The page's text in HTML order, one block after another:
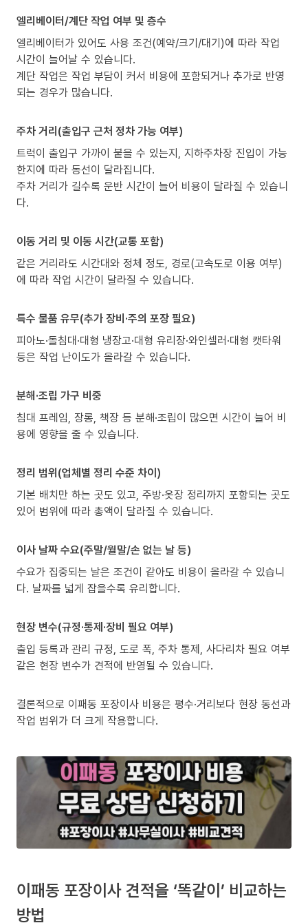
엘리베이터/계단 작업 여부 및 층수
엘리베이터가 있어도 사용 조건(예약/크기/대기)에 따라 작업
시간이 늘어날 수 있습니다.
계단 작업은 작업 부담이 커서 비용에 포함되거나 추가로 반영
되는 경우가 많습니다.
주차 거리(출입구 근처 정차 가능 여부)
트럭이 출입구 가까이 붙을 수 있는지, 지하주차장 진입이 가능
한지에 따라 동선이 달라집니다.
주차 거리가 길수록 운반 시간이 늘어 비용이 달라질 수 있습니
다.
이동 거리 및 이동 시간(교통 포함)
같은 거리라도 시간대와 정체 정도, 경로(고속도로 이용 여부)
에 따라 작업 시간이 달라질 수 있습니다.
특수 물품 유무(추가 장비·주의 포장 필요)
피아노·돌침대·대형 냉장고·대형 유리장·와인셀러·대형 캣타워
등은 작업 난이도가 올라갈 수 있습니다.
분해·조립 가구 비중
침대 프레임, 장롱, 책장 등 분해·조립이 많으면 시간이 늘어 비
용에 영향을 줄 수 있습니다.
정리 범위(업체별 정리 수준 차이)
기본 배치만 하는 곳도 있고, 주방·옷장 정리까지 포함되는 곳도
있어 범위에 따라 총액이 달라질 수 있습니다.
이사 날짜 수요(주말/월말/손 없는 날 등)
수요가 집중되는 날은 조건이 같아도 비용이 올라갈 수 있습니
다. 날짜를 넓게 잡을수록 유리합니다.
현장 변수(규정·통제·장비 필요 여부)
출입 등록과 관리 규정, 도로 폭, 주차 통제, 사다리차 필요 여부
같은 현장 변수가 견적에 반영될 수 있습니다.
결론적으로 이패동 포장이사 비용은 평수·거리보다 현장 동선과
작업 범위가 더 크게 작용합니다.
이패동 포장이사 견적을 ‘똑같이’ 비교하는
방법